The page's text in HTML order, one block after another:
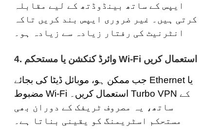
ایپس کے ساتھ بینڈوڈتھ کے لیے مقابلہ
کرتی ہیں۔ غیر ضروری ایپس بند کریں تاکہ
انٹرنیٹ کی رفتار زیادہ سے زیادہ ہو۔
4. وائرڈ کنکشن یا مستحکم Wi-Fi استعمال کریں
جب ممکن ہو، موبائل ڈیٹا کی بجائے Ethernet یا
مضبوط Wi-Fi استعمال کریں۔ Turbo VPN کے
ساتھ، یہ مصروف ٹریفک کے دوران بھی
مستحکم اسٹریمنگ کو یقینی بناتا ہے۔